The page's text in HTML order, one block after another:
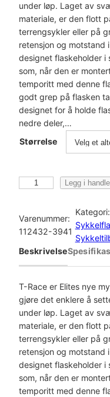
under løp. Laget av
materiale, er den flott
terrengsykler eller på
retensjon og motstand
designet flaskeholder i
som, når den er
temporitt med denne
godt grep på flasken
designet for å holde
nedre deler,…
Størrelse
t
e
E
T
E
F
l
a
s
k
e
h
Legg i
Varenummer:
112432-3941
Kategori:
Beskrivelse
T-Race er Elites nye
gjøre det enklere å
under løp. Laget av
materiale, er den flott
terrengsykler eller på
retensjon og motstand
designet flaskeholder i
som, når den er
temporitt med denne